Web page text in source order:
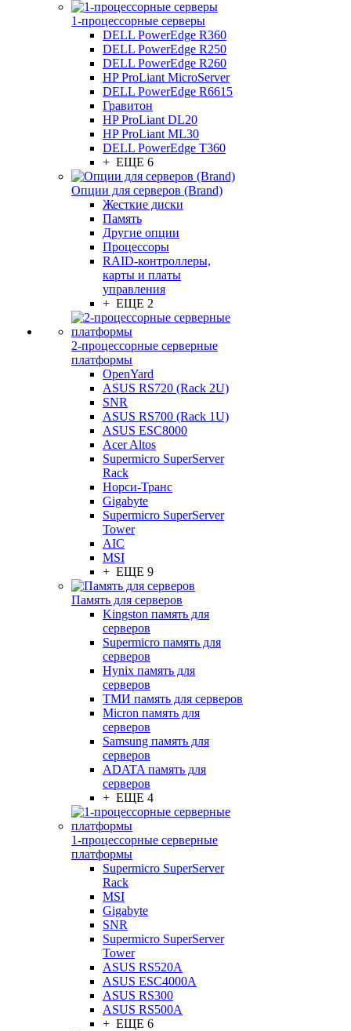
1-процессорные серверы
DELL PowerEdge R360
DELL PowerEdge R250
DELL PowerEdge R260
HP ProLiant MicroServer
DELL PowerEdge R6615
Гравитон
HP ProLiant DL20
HP ProLiant ML30
DELL PowerEdge T360
+ ЕЩЕ 6
Опции для серверов (Brand)
Жесткие диски
Память
Другие опции
Процессоры
RAID-контроллеры,
карты и платы
управления
+ ЕЩЕ 2
2-процессорные серверные
платформы
OpenYard
ASUS RS720 (Rack 2U)
SNR
ASUS RS700 (Rack 1U)
ASUS ESC8000
Acer Altos
Supermicro SuperServer
Rack
Норси-Транс
Gigabyte
Supermicro SuperServer
Tower
AIC
MSI
+ ЕЩЕ 9
Память для серверов
Kingston память для
серверов
Supermicro память для
серверов
Hynix память для
серверов
ТМИ память для серверов
Micron память для
серверов
Samsung память для
серверов
ADATA память для
серверов
+ ЕЩЕ 4
1-процессорные серверные
платформы
Supermicro SuperServer
Rack
MSI
Gigabyte
SNR
Supermicro SuperServer
Tower
ASUS RS520A
ASUS ESC4000A
ASUS RS300
ASUS RS500A
+ ЕЩЕ 6